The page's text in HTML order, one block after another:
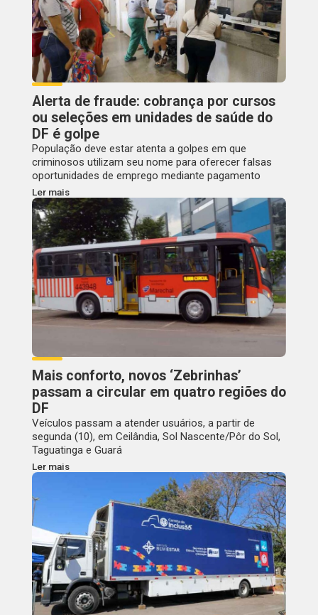
Alerta de fraude: cobrança por cursos
ou seleções em unidades de saúde do
DF é golpe
População deve estar atenta a golpes em que
criminosos utilizam seu nome para oferecer falsas
oportunidades de emprego mediante pagamento
Ler mais
Mais conforto, novos ‘Zebrinhas’
passam a circular em quatro regiões do
DF
Veículos passam a atender usuários, a partir de
segunda (10), em Ceilândia, Sol Nascente/Pôr do Sol,
Taguatinga e Guará
Ler mais